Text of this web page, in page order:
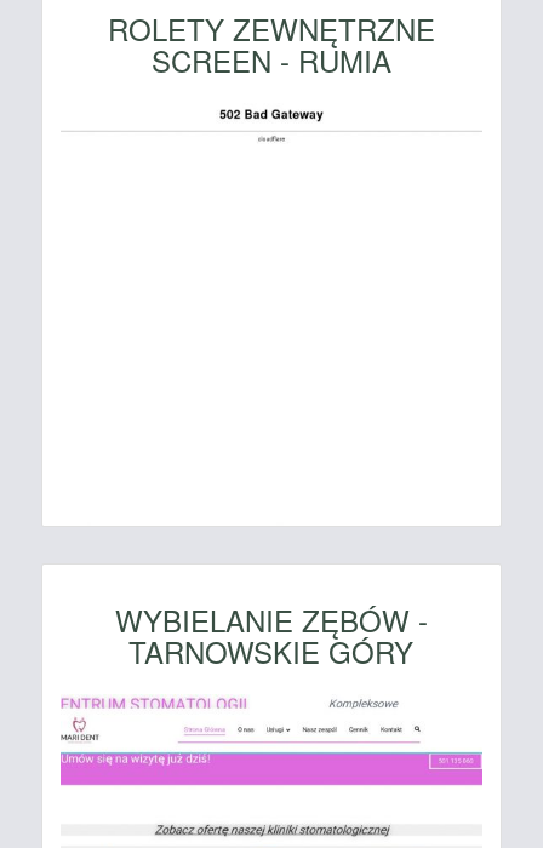
ROLETY ZEWNĘTRZNE
SCREEN - RUMIA
WYBIELANIE ZĘBÓW -
TARNOWSKIE GÓRY